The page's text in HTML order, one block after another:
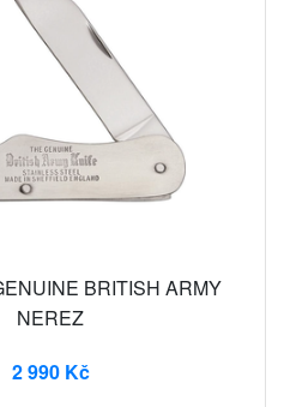
BRITISH ARMY
NEREZ
2 990 Kč